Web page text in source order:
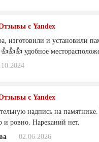
с Yandex
изготовили и установили
удобное
с Yandex
надпись на
и ровно. Нареканий нет.
02.06.2026